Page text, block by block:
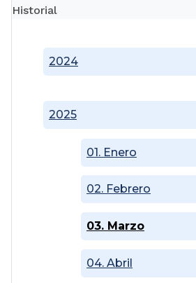
Historial
2024
2025
01. Enero
02. Febrero
03. Marzo
04. Abril